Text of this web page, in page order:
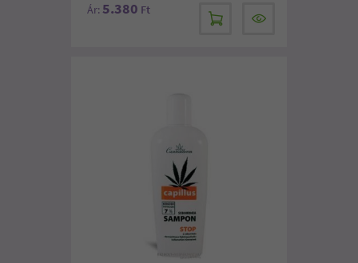
Ár: 5.380 Ft